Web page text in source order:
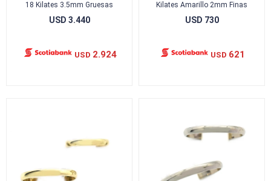
18 Kilates 3.5mm Gruesas
USD 3.440
USD 2.924
Kilates Amarillo 2mm Finas
USD 730
USD 621